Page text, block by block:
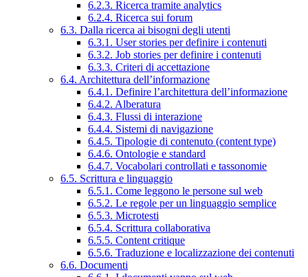
6.2.3. Ricerca tramite analytics
6.2.4. Ricerca sui forum
6.3. Dalla ricerca ai bisogni degli utenti
6.3.1. User stories per definire i contenuti
6.3.2. Job stories per definire i contenuti
6.3.3. Criteri di accettazione
6.4. Architettura dell’informazione
6.4.1. Definire l’architettura dell’informazione
6.4.2. Alberatura
6.4.3. Flussi di interazione
6.4.4. Sistemi di navigazione
6.4.5. Tipologie di contenuto (content type)
6.4.6. Ontologie e standard
6.4.7. Vocabolari controllati e tassonomie
6.5. Scrittura e linguaggio
6.5.1. Come leggono le persone sul web
6.5.2. Le regole per un linguaggio semplice
6.5.3. Microtesti
6.5.4. Scrittura collaborativa
6.5.5. Content critique
6.5.6. Traduzione e localizzazione dei contenuti
6.6. Documenti